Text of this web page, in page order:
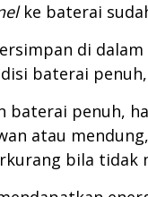
ke baterai
di
baterai
baterai penuh,
atau
bila tidak